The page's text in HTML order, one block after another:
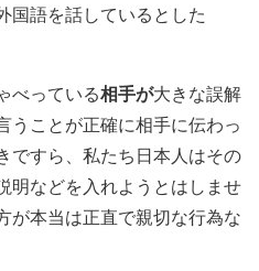
国語を話しているとした
べっている相手が大きな誤解
うことが正確に相手に伝わっ
ですら、私たち日本人はその
明などを入れようとはしませ
が本当は正直で親切な行為な